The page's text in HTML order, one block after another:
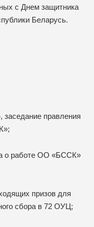
с Днем защитника
Беларусь.
правления
о работе ОО «БССК»
призов для
сбора в 72 ОУЦ;